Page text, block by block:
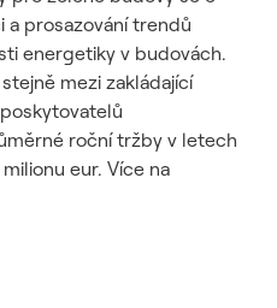
a prosazování trendů
energetiky v budovách.
mezi zakládající
roční tržby v letech
eur. Více na